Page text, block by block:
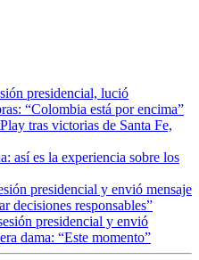
presidencial, lució
“Colombia está por encima”
tras victorias de Santa Fe,
así es la experiencia sobre los
presidencial y envió mensaje
decisiones responsables”
presidencial y envió
dama: “Este momento”